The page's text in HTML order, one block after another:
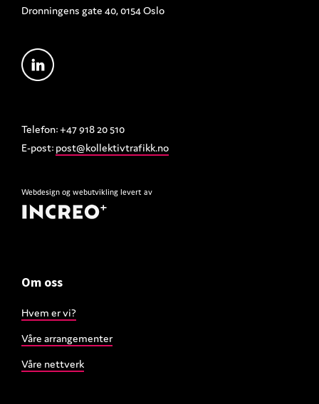
Dronningens gate 40, 0154 Oslo
Telefon: +47 918 20 510
E-post: post@kollektivtrafikk.no
Webdesign og webutvikling levert av
Om oss
Hvem er vi?
Våre arrangementer
Våre nettverk